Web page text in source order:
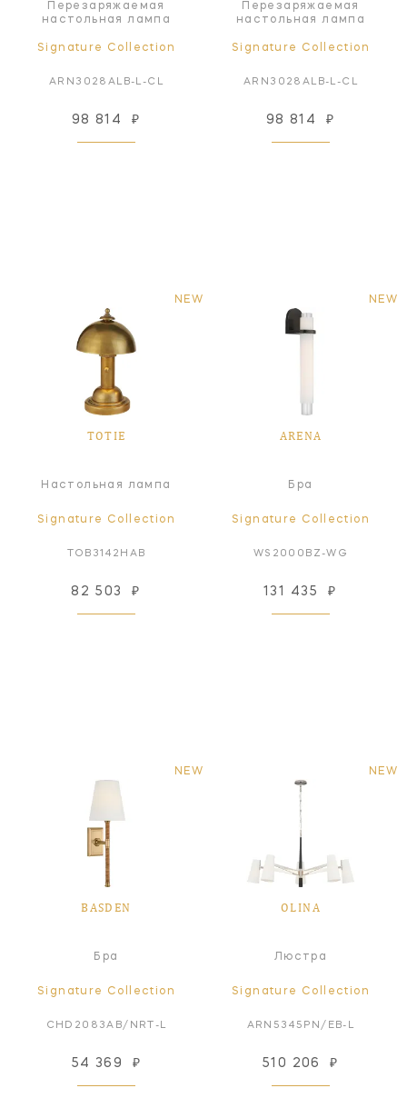
Перезаряжаемая
настольная лампа
Signature Collection
ARN3028ALB-L-CL
98 814 ₽
Перезаряжаемая
настольная лампа
Signature Collection
ARN3028ALB-L-CL
98 814 ₽
NEW
TOTIE
Настольная лампа
Signature Collection
TOB3142HAB
82 503 ₽
NEW
ARENA
Бра
Signature Collection
WS2000BZ-WG
131 435 ₽
NEW
BASDEN
Бра
Signature Collection
CHD2083AB/NRT-L
54 369 ₽
NEW
OLINA
Люстра
Signature Collection
ARN5345PN/EB-L
510 206 ₽